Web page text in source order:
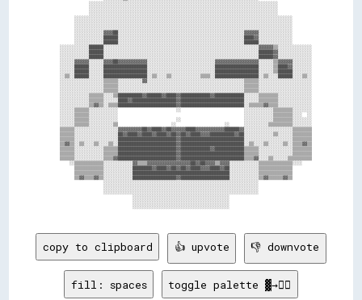
                ░░░░░░░░░░░░░░░░░░░░░░░░░░░░░░░░░░░░░░░░░░░░░░░░░░░░░░░░░░░░░░░░░░░░░░░░░░░░░░
                ░░░░░░░░░░░░░░░░░░░░░░░░░░░░░░░░░░░░░░░░░░░░░░░░░░░░░░░░░░░░░░░░░░░░░░░░░░░░░░
                ░░░░░░░░░░░░░░░░░░░░░░░░░░░░░░░░░░░░░░░░░░░░░░░░░░░░░░░░░░░░░░░░░░░░░░░░░░░░░░
          ░░░░░░░░░░░░░░░░░░░░░░░░░░░░░░░░░░░░░░░░░░░░░░░░░░░░░░░░░░░░░░░░░░░░░░░░░░░░░░░░░░░░░░░░░░
          ░░░░░░░░░░░░░░░░░░░░░░░░░░░░░░░░░░░░░░░░░░░░░░░░░░░░░░░░░░░░░░░░░░░░░░░░░░░░░░░░░░░░░░░░░░
          ░░░░░░░░░░░░░░░░░░░░░░░░░░░░░░░░░░░░░░░░░░░░░░░░░░░░░░░░░░░░░░░░░░░░░░░░░░░░░░░░░░░░░░░░░░
          ░░░░░░░░░░░░▓▓▓▓██░░░░░░░░░░░░░░░░░░░░░░░░░░░░░░░░░░░░░░░░░░░░░░░░░░░░▓▓▓▓▓▓░░░░░░░░░░░░░░
          ░░░░░░░░░░░░██████░░░░░░░░░░░░░░░░░░░░░░░░░░░░░░░░░░░░░░░░░░░░░░░░░░░░████▓▓░░░░░░░░░░░░░░
          ░░░░░░░░░░░░██████░░░░░░░░░░░░░░░░░░░░░░░░░░░░░░░░░░░░░░░░░░░░░░░░░░░░██████░░░░░░░░░░░░░░
    ░░░░░░░░░░░░██████░░░░░░░░░░░░░░░░░░░░░░░░░░░░░░░░░░░░░░░░░░░░░░░░░░░░░░░░░░░░░░░░▓▓▓▓▓▓▒▒░░░░░░░░░░░░░░
    ░░░░░░░░░░░░██████░░░░░░░░░░░░░░░░░░░░░░░░░░░░░░░░░░░░░░░░░░░░░░░░░░░░░░░░░░░░░░░░██████▓▓░░░░░░░░░░░░░░
    ░░░░░░░░░░░░██████░░░░░░░░░░░░░░░░░░░░░░░░░░░░░░░░░░░░░░░░░░░░░░░░░░░░░░░░░░░░░░░░██████▓▓░░░░░░░░░░░░░░
    ░░░░░░▓▓▓▓▓▓░░░░░░▓▓▓▓██▓▓▓▓▓▓▓▓▓▓▓▓░░░░░░░░░░░░░░░░░░░░░░░░░░░░▓▓▓▓▓▓▓▓▓▓▓▓▓▓▓▓▓▓░░░░░░▒▒▓▓▓▓▓▓░░░░░░░░
    ░░░░░░██████░░░░░░██████████████████░░░░░░░░░░░░░░░░░░░░░░░░░░░░██████████████████░░░░░░▒▒████▓▓░░░░░░░░
    ░░░░░░██████░░░░░░██████████████████░░░░░░░░░░░░░░░░░░░░░░░░░░░░██████████████████░░░░░░▒▒██████░░░░░░░░
    ░░▒▒░░██████░░░░░░██████████████████░░▒▒░░░░▒▒░░░░░░░░░░░░▒▒▒▒░░██████████████████░░▒▒░░░░██████░░░░▒▒░░
    ░░░░░░░░░░░░░░░░░░▒▒▒▒▒▒░░░░░░░░░░▓▓░░░░░░░░░░░░░░░░░░░░░░░░░░░░░░░░░░░░░░░░▒▒▒▒▒▒░░░░░░░░░░░░░░░░░░░░░░
    ░░░░░░░░░░░░░░░░░░▒▒▒▒▒▒░░░░░░░░░░░░░░░░░░░░░░░░░░░░░░░░░░░░░░░░░░░░░░░░░░░░▒▒▒▒▒▒░░░░░░░░░░░░░░░░░░░░░░
    ░░░░░░░░░░░░░░░░░░▒▒▒▒▒▒░░░░░░░░░░░░░░░░░░░░░░░░░░░░░░░░░░░░░░░░░░░░░░░░░░░░▒▒▒▒▒▒░░░░░░░░░░░░░░░░░░░░░░
    ░░░░░░░░░░░░▒▒▒▒▒▒░░░░▒▒██████████▓▓██████▓▓████▓▓████████████▓▓████████████░░░░░░▒▒▒▒▒▒▒▒░░░░░░░░░░░░░░
    ░░░░░░░░░░░░▒▒▒▒▒▒░░░░░░████▓▓██████████████████▓▓██████████████████████████░░░░░░▒▒▒▒▒▒▒▒░░░░░░░░░░░░░░
    ░░░░░░░░░░░░▒▒▓▓▒▒░░▒▒▒▒████████████████████████▓▓██████████████████████████░░▒▒▒▒▒▒▓▓▒▒▒▒░░░░░░░░░░░░░░
    ░░░░░░▒▒▒▒▒▒░░░░░░░░░░░░                        ░░                          ░░░░░░░░░░░░▒▒▒▒▒▒▒▒░░░░░░░░
    ░░░░░░▒▒▒▒▒▒░░░░░░░░░░░░                                                    ░░░░░░░░░░░░▒▒▒▒▒▒▒▒░░░░  ░░
    ░░░░░░▒▒▒▒▒▒░░░░░░░░░░░░                        ░░                          ░░░░░░░░░░░░▒▒▒▒▒▒▒▒░░░░░░░░
    ░░░░░░▒▒▒▒▒▒░░░░░░░░░░▒▒                      ░░                    ░░      ░░░░░░░░░░▒▒▒▒▒▒▒▒▒▒░░░░░░░░
    ▒▒▒▒▒▒░░░░░░░░░░░░░░░░░░▓▓▓▓▓▓▓▓▓▓██▓▓████▓▓██▓▓▓▓▓▓████▓▓▓▓▓▓▓▓▓▓▓▓██████▓▓░░░░░░░░░░░░░░░░░░░░▒▒▒▒▒▒▒▒
    ▒▒▒▒▒▒░░░░░░░░░░░░░░░░░░██▓▓████▓▓████▓▓████▓▓██▓▓██▓▓████▓▓▓▓██████████▓▓██░░░░░░░░░░░░▒▒░░░░░░▒▒▒▒▒▒▒▒
    ▒▒▒▒▒▒░░░░░░░░░░░░░░░░░░████████████████████████▓▓██████████████████████████░░░░░░░░░░░░░░░░░░░░▒▒▒▒▒▒▒▒
    ▒▒▓▓▒▒░░▒▒░░░░▒▒░░░░▒▒░░████████████████████████▓▓██████████████████████████░░▒▒░░░░▒▒░░░░░░▒▒░░▒▒▒▒▓▓▒▒
    ▒▒▒▒▒▒░░░░░░░░░░░░▒▒▒▒▒▒████████████████████████▓▓████████████▓▓████████████▒▒▒▒▒▒░░░░░░░░░░░░░░▒▒▒▒▒▒▒▒
    ▒▒▒▒▒▒░░░░░░░░░░░░▒▒▒▒▒▒████████████████████████▓▓██████████████████████████▒▒▒▒▒▒░░░░░░░░░░░░░░▒▒▒▒▒▒▒▒
    ▒▒▒▒▒▒░░░░░░░░░░░░▒▒▒▒▓▓████████████████████████▓▓██████████████████████████▒▒▒▒▓▓░░░░▒▒░░░░░░▒▒▒▒▒▒▒▒▒▒
        ░░▒▒▒▒▒▒▒▒▒▒▒▒░░░░░░░░░░░░▓▓▒▒▒▒▓▓▓▓▓▓▓▓▓▓▓▓▓▓▓▓▓▓██▓▓██▓▓▓▓▒▒▓▓▓▓░░░░░░░░░░░░▒▒▒▒▒▒▒▒▒▒▒▒▒▒░░░░
          ▒▒▒▒▒▒▒▒▒▒▒▒░░░░░░░░░░░░████████▓▓████▓▓██▓▓██▓▓████▓▓▓▓████▓▓██░░░░░░░░░░░░▒▒▒▒▒▒▒▒▒▒▒▒▒▒
          ▒▒▒▒▒▒▒▒▒▒▒▒░░░░░░░░░░░░████████████████████████████████████████░░░░░░░░░░░░▒▒▒▒▒▒▒▒▒▒▒▒▒▒
          ▒▒▓▓▒▒▒▒▓▓▒▒░░░░░░░░░░░░██████████████████▓▓████████████████████░░░░░░░░░░░░▒▒▓▓▒▒▒▒▒▒▓▓▒▒
                      ░░░░░░░░░░░░░░░░░░░░░░░░░░░░░░░░░░░░░░░░░░░░░░░░░░░░░░░░░░░░░░░░
                      ░░░░░░░░░░░░░░░░░░░░░░░░░░░░░░░░░░░░░░░░░░░░░░░░░░░░░░░░░░░░░░░░
                      ░░░░░░░░░░░░░░░░░░░░░░░░░░░░░░░░░░░░░░░░░░░░░░░░░░░░░░░░░░░░░░░░
                                  ░░░░░░░░░░░░░░░░░░░░░░░░░░░░░░░░░░░░░░░░
                                  ░░░░░░░░░░░░░░░░░░░░░░░░░░░░░░░░░░░░░░░░
                                  ░░░░░░░░░░░░░░░░░░░░░░░░░░░░░░░░░░░░░░░░
copy to clipboard 👍 upvote 👎 downvote
fill: spaces toggle palette ▓→✊🏽